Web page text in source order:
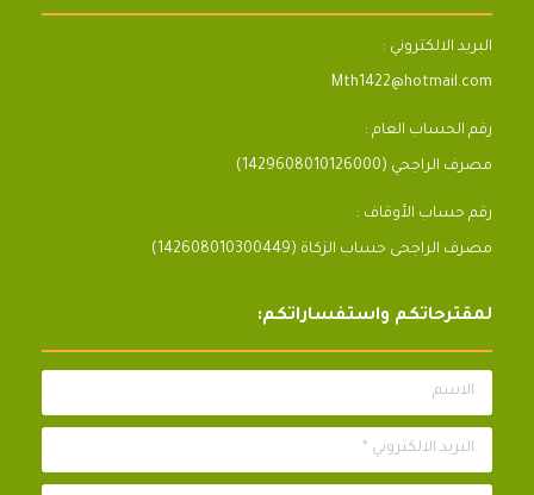
البريد الالكتروني :
Mth1422@hotmail.com
رقم الحساب العام :
مصرف الراجحي (1429608010126000)
رقم حساب الأوقاف :
مصرف الراجحى حساب الزكاة (142608010300449)
لمقترحاتكم واستفساراتكم:
الاسم
البريد الالكتروني *